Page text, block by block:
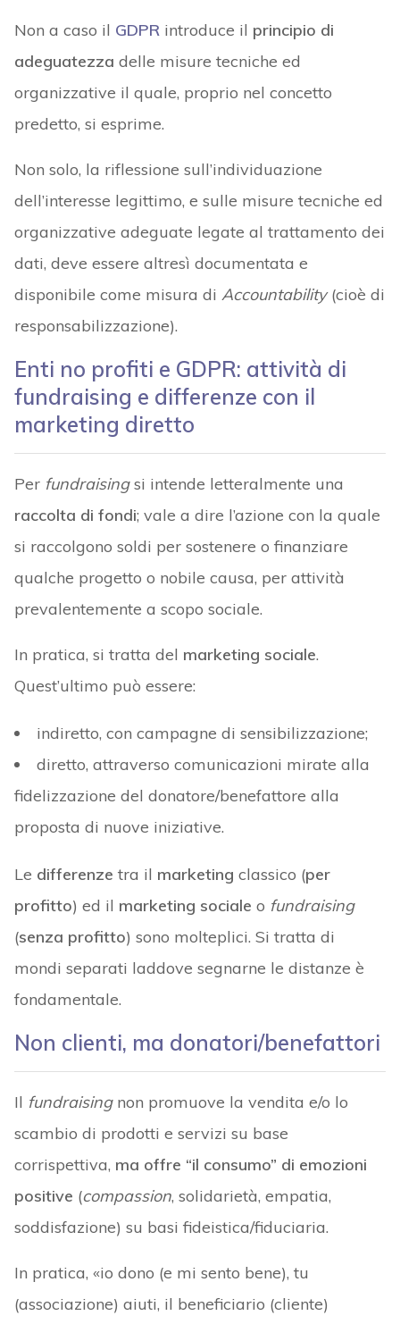
Non a caso il GDPRintroduce il principio di
adeguatezza delle misure tecniche ed
organizzative il quale, proprio nel concetto
predetto, si esprime.
Non solo, la riflessione sull’individuazione
dell’interesse legittimo, e sulle misure tecniche ed
organizzative adeguate legate al trattamento dei
dati, deve essere altresì documentata e
disponibile come misura di Accountability(cioè di
responsabilizzazione).
Enti no profiti e GDPR: attività di
fundraising e differenze con il
marketing diretto
Per fundraisingsi intende letteralmente una
raccolta di fondi; vale a dire l’azione con la quale
si raccolgono soldi per sostenere o finanziare
qualche progetto o nobile causa, per attività
prevalentemente a scopo sociale.
In pratica, si tratta del marketing sociale.
Quest’ultimo può essere:
indiretto, con campagne di sensibilizzazione;
diretto, attraverso comunicazioni mirate alla
fidelizzazione del donatore/benefattore alla
proposta di nuove iniziative.
Le differenze tra il marketing classico (per
profitto) ed il marketing sociale o fundraising
(senza profitto) sono molteplici. Si tratta di
mondi separati laddove segnarne le distanze è
fondamentale.
Non clienti, ma donatori/benefattori
Il fundraisingnon promuove la vendita e/o lo
scambio di prodotti e servizi su base
corrispettiva, ma offre “il consumo” di emozioni
positive (compassion, solidarietà, empatia,
soddisfazione) su basi fideistica/fiduciaria.
In pratica, «io dono (e mi sento bene), tu
(associazione) aiuti, il beneficiario (cliente)